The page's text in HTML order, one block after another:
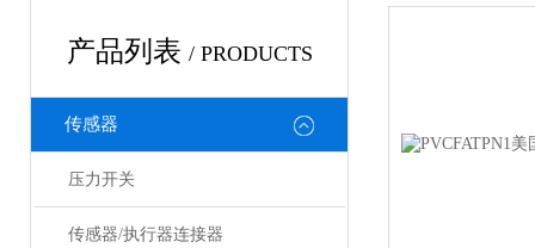
产品列表 / PRODUCTS
传感器
压力开关
传感器/执行器连接器